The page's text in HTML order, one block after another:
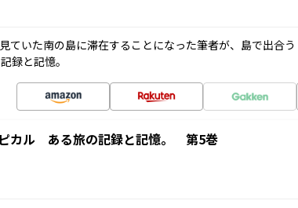
ていた南の島に滞在することになった筆者が、島で出合
録と記憶。
カル ある旅の記録と記憶。 第5巻